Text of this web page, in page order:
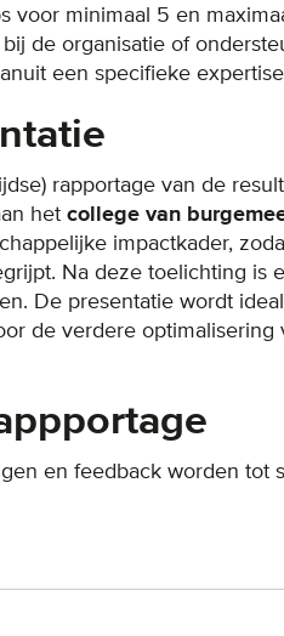
voor minimaal 5 en
de organisatie of
een specifieke
rapportage van de
het college van
impactkader,
Na deze toelichting is
De presentatie wordt
de verdere
en feedback worden